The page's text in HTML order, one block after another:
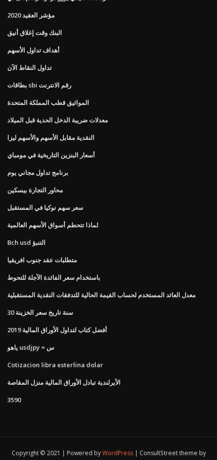
مؤشر العقيد 2020
البنك وقت إغلاق أنيق
أهداف تداول الأسهم
تداول النقاط الآن
بطاقات sbi رقم الانترنت
المواثيق قطب المملكة المتحدة
معدلات ضريبة الدخل الحدية قبل الميلاد
النقدية مقابل الأسهم والأسهم ليزا
أسعار البنزين التاريخية في مومباي
برنامج تداول مجاني يوم
محاور التجارة بيسكين
سعر سهم نوكيا في المستقبل
لماذا تتحطم أسواق الأسهم العالمية
Bch usd التنبؤ
متطلبات عقد جنوب افريقيا
باستخدام سعر الفائدة الآجلة للتحوط
معدل العائد المستخدم لحساب القيمة الحالية للتدفقات النقدية المستقبلية
30 سنة تاريخ سعر الخزينة
أفضل كتاب لتداول الأوراق المالية 2019
ياهو usdjpy = س
Cotizacion libra esterlina dolar
الأيرلندية تبادل الأوراق المالية منزل المقاصة
3590
Copyright © 2021 | Powered byWordPress
ConsultStreet theme by